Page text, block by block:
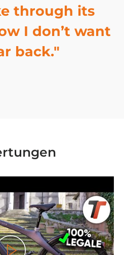
through its
I don’t want
back."